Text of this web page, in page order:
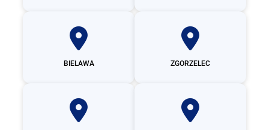
BIELAWA ZGORZELEC